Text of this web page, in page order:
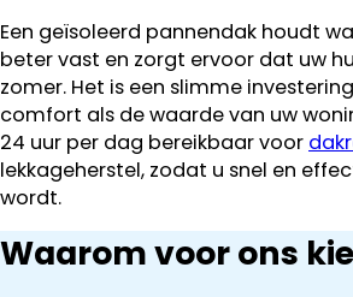
Een geïsoleerd pannendak houdt
beter vast en zorgt ervoor dat uw
zomer. Het is een slimme
comfort als de waarde van uw
24 uur per dag bereikbaar voor
lekkageherstel, zodat u snel en
wordt.
Waarom voor ons